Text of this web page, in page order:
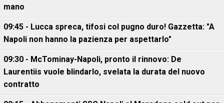
mano
09:45 - Lucca spreca, tifosi col pugno duro! Gazzetta: "A
Napoli non hanno la pazienza per aspettarlo"
09:30 - McTominay-Napoli, pronto il rinnovo: De
Laurentiis vuole blindarlo, svelata la durata del nuovo
contratto